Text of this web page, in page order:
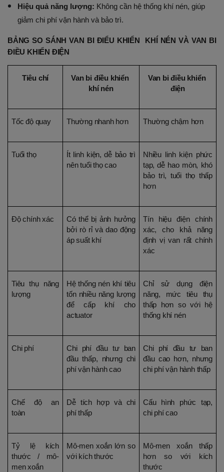
Hiệu quả năng lượng: Không cần hệ thống khí nén, giúp
giảm chi phí vận hành và bảo trì.
BẢNG SO SÁNH VAN BI ĐIỂU KHIỂN  KHÍ NÉN VÀ VAN BI
ĐIỀU KHIỂN ĐIỆN
Tiêu chí
Van bi điều khiển
khí nén
Van bi điều khiển
điện
Tốc độ quay Thường nhanh hơn Thường chậm hơn
Tuổi thọ
Ít linh kiện, dễ bảo trì
nên tuổi thọ cao
Nhiều linh kiện phức
tạp, dễ hao mòn, khó
bảo trì, tuổi thọ thấp
hơn
Độ chính xác
Có thể bị ảnh hưởng
bởi rò rỉ và dao động
áp suất khí
Tín hiệu điện chính
xác, cho khả năng
định vị van rất chính
xác
Tiêu thụ năng
lượng
Hệ thống nén khí tiêu
tốn nhiều năng lượng
để cấp khí cho
actuator
Chỉ sử dụng điện
năng, mức tiêu thụ
thấp hơn so với hệ
thống khí nén
Chi phí
Chi phí đầu tư ban
đầu thấp, nhưng chi
phí vận hành cao
Chi phí đầu tư ban
đầu cao hơn, nhưng
chi phí vận hành thấp
Chế độ an
toàn
Dễ tích hợp và chi
phí thấp
Cấu hình phức tạp,
chi phí cao
Tỷ lệ kích
thước / mô-
men xoắn
Mô-men xoắn lớn so
với kích thước
Mô-men xoắn thấp
hơn so với kích
thước